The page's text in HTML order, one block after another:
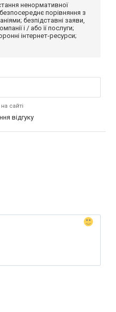
ненормативної
порівняння з
безпідставні заяви,
і / або її послуги;
інтернет-ресурси;
сайті
відгуку